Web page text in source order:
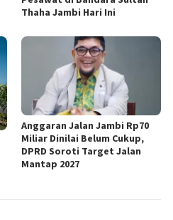
Thaha Jambi Hari Ini
Anggaran Jalan Jambi Rp70
Miliar Dinilai Belum Cukup,
DPRD Soroti Target Jalan
Mantap 2027